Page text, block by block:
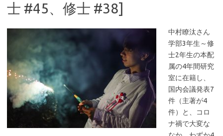
士 #45、修士 #38]
中村瞭汰さん
学部3年生～修
士2年生の本配
属の4年間研究
室に在籍し、
国内会議発表7
件（主著が4
件）と、コロ
ナ禍で大変な